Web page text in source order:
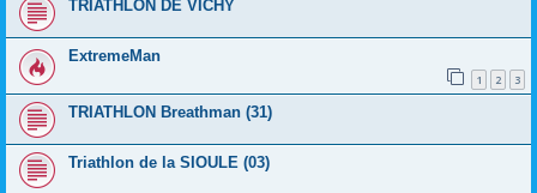
TRIATHLON DE VICHY
ExtremeMan
1 2 3
TRIATHLON Breathman (31)
Triathlon de la SIOULE (03)